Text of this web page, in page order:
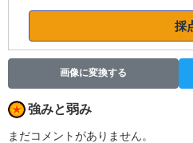
採
画像に変換する
強みと弱み
まだコメントがありません。